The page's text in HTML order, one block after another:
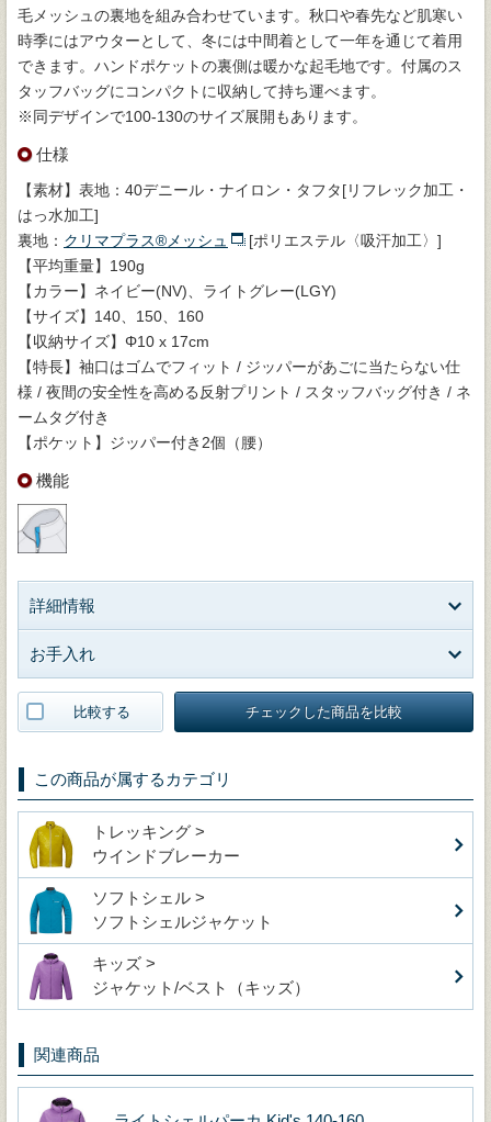
毛メッシュの裏地を組み合わせています。秋口や春先など肌寒い
時季にはアウターとして、冬には中間着として一年を通じて着用
できます。ハンドポケットの裏側は暖かな起毛地です。付属のス
タッフバッグにコンパクトに収納して持ち運べます。
※同デザインで100-130のサイズ展開もあります。
仕様
【素材】表地：40デニール・ナイロン・タフタ[リフレック加工・
はっ水加工]
裏地： クリマプラス®メッシュ
[ポリエステル〈吸汗加工〉]
【平均重量】190g
【カラー】ネイビー(NV)、ライトグレー(LGY)
【サイズ】140、150、160
【収納サイズ】Φ10 x 17cm
【特長】袖口はゴムでフィット / ジッパーがあごに当たらない仕
様 / 夜間の安全性を高める反射プリント / スタッフバッグ付き / ネ
ームタグ付き
【ポケット】ジッパー付き2個（腰）
機能
詳細情報
お手入れ
比較する チェックした商品を比較
この商品が属するカテゴリ
トレッキング >
ウインドブレーカー
ソフトシェル >
ソフトシェルジャケット
キッズ >
ジャケット/ベスト（キッズ）
関連商品